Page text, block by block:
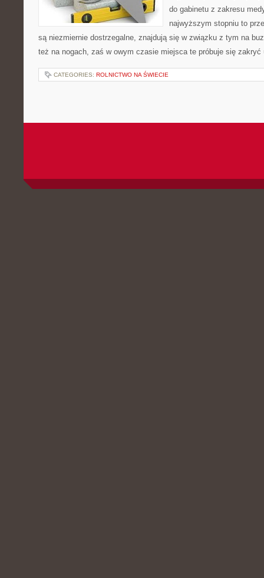
do gabinetu z zakresu
najwyższym stopniu to
są niezmiernie dostrzegalne, znajdują się w związku z tym na
też na nogach, zaś w owym czasie miejsca te próbuje się
CATEGORIES: ROLNICTWO NA ŚWIECIE